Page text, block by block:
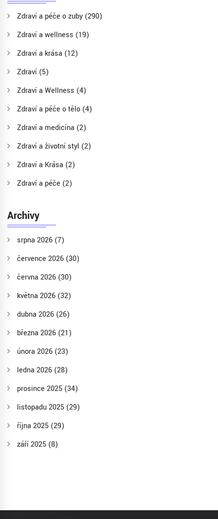
Zdraví a péče o zuby (290)
Zdraví a wellness (19)
Zdraví a krása (12)
Zdraví (5)
Zdraví a Wellness (4)
Zdraví a péče o tělo (4)
Zdraví a medicína (2)
Zdraví a životní styl (2)
Zdraví a Krása (2)
Zdraví a péče (2)
Archivy
srpna 2026 (7)
července 2026 (30)
června 2026 (30)
května 2026 (32)
dubna 2026 (26)
března 2026 (21)
února 2026 (23)
ledna 2026 (28)
prosince 2025 (34)
listopadu 2025 (29)
října 2025 (29)
září 2025 (8)